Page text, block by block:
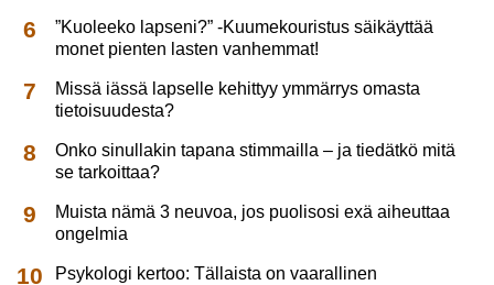
”Kuoleeko lapseni?” -Kuumekouristus säikäyttää
monet pienten lasten vanhemmat!
Missä iässä lapselle kehittyy ymmärrys omasta
tietoisuudesta?
Onko sinullakin tapana stimmailla – ja tiedätkö mitä
se tarkoittaa?
Muista nämä 3 neuvoa, jos puolisosi exä aiheuttaa
ongelmia
Psykologi kertoo: Tällaista on vaarallinen